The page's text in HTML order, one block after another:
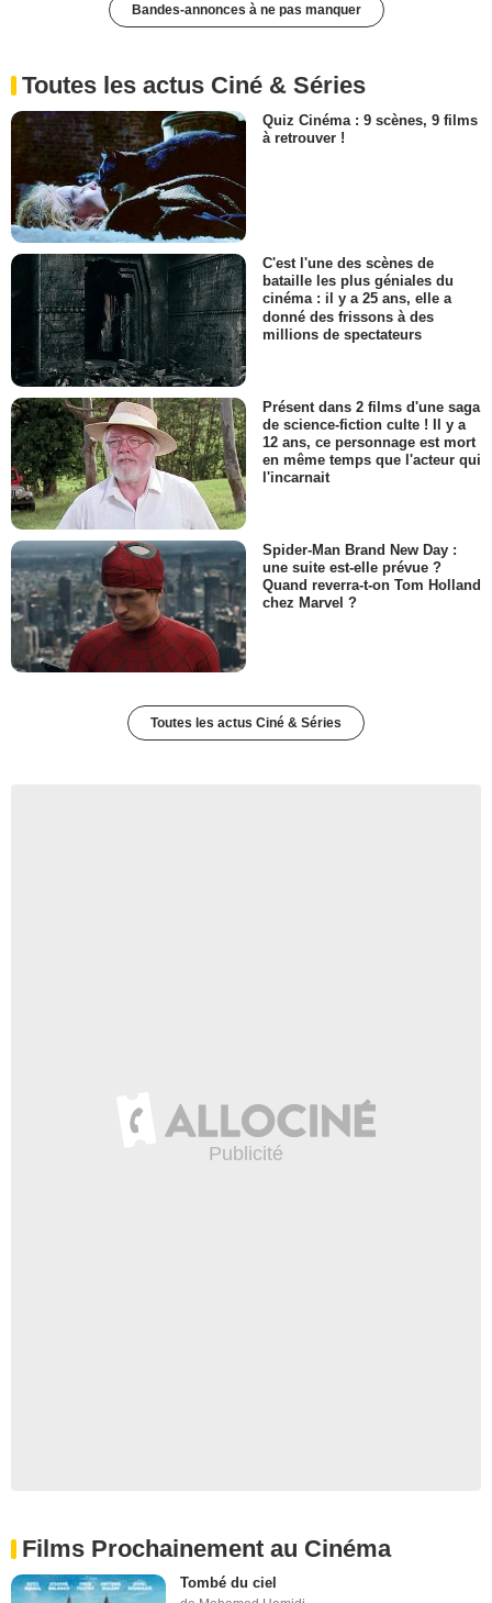
Bandes-annonces à ne pas manquer
Toutes les actus Ciné & Séries
Quiz Cinéma : 9 scènes, 9 films
à retrouver !
C'est l'une des scènes de
bataille les plus géniales du
cinéma : il y a 25 ans, elle a
donné des frissons à des
millions de spectateurs
Présent dans 2 films d'une saga
de science-fiction culte ! Il y a
12 ans, ce personnage est mort
en même temps que l'acteur qui
l'incarnait
Spider-Man Brand New Day :
une suite est-elle prévue ?
Quand reverra-t-on Tom Holland
chez Marvel ?
Toutes les actus Ciné & Séries
Films Prochainement au Cinéma
Tombé du ciel